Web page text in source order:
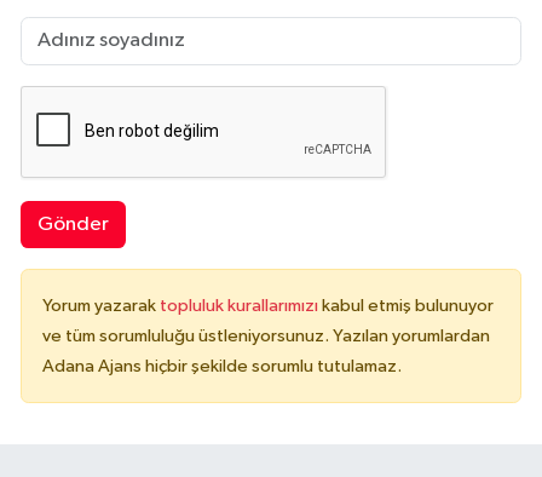
Gönder
Yorum yazarak topluluk kurallarımızı kabul etmiş bulunuyor
ve tüm sorumluluğu üstleniyorsunuz. Yazılan yorumlardan
Adana Ajans hiçbir şekilde sorumlu tutulamaz.